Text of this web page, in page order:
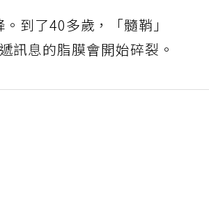
到了40多歲，「髓鞘」
訊息的脂膜會開始碎裂。